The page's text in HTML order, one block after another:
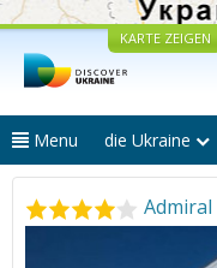
KARTE ZEIGEN
Menu die Ukraine
Admiral